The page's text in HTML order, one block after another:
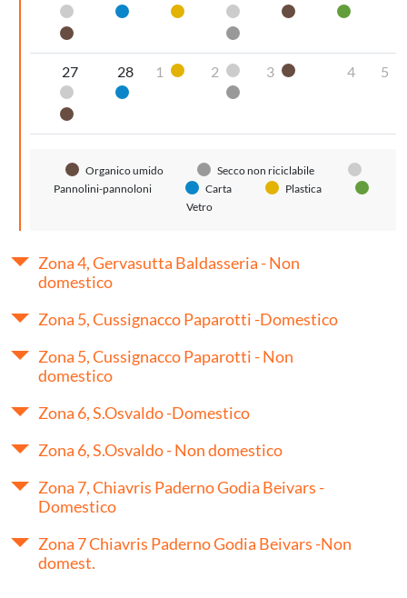
Pannolini-pannoloni
Organico umido
Carta
Plastica Pannolini-pannoloni
Secco non riciclabile
Organico umido
Vetro
27
Pannolini-pannoloni
Organico umido
28
Carta
1 Plastica
2
Pannolini-pannoloni
Secco non riciclabile
3 Organico umido
4 5
Organico umido
Secco non riciclabile
Pannolini-pannoloni
Carta
Plastica
Vetro
Zona 4, Gervasutta Baldasseria - Non
domestico
Zona 5, Cussignacco Paparotti -Domestico
Zona 5, Cussignacco Paparotti - Non
domestico
Zona 6, S.Osvaldo -Domestico
Zona 6, S.Osvaldo - Non domestico
Zona 7, Chiavris Paderno Godia Beivars -
Domestico
Zona 7 Chiavris Paderno Godia Beivars -Non
domest.